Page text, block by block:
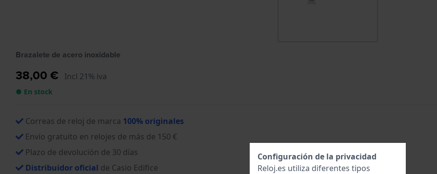
Brazalete de acero inoxidable
38,00 € Incl 21% iva
● En stock
Correas de reloj de marca 100% originales
Envío gratuito en relojes de más de 150 €
Plazo de devolución de 30 días
Distribuidor oficial de Casio Edifice
Configuración de la privacidad
Reloj.es utiliza diferentes tipos